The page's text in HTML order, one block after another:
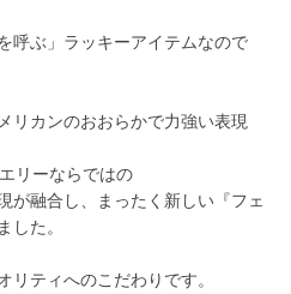
呼ぶ」ラッキーアイテムなので
リカンのおおらかで力強い表現
リーならではの
が融合し、まったく新しい『フェ
した。
リティへのこだわりです。